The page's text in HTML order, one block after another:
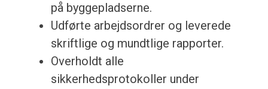
på byggepladserne.
Udførte arbejdsordrer og leverede
skriftlige og mundtlige rapporter.
Overholdt alle
sikkerhedsprotokoller under